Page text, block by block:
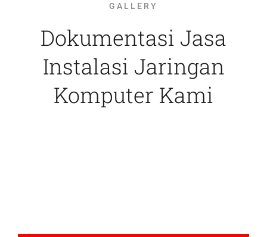
GALLERY
Dokumentasi Jasa
Instalasi Jaringan
Komputer Kami